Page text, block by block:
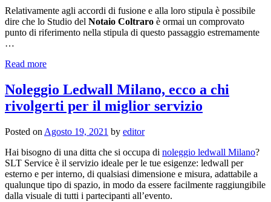
Relativamente agli accordi di fusione e alla loro stipula è possibile
dire che lo Studio del Notaio Coltraro è ormai un comprovato
punto di riferimento nella stipula di questo passaggio estremamente
…
Read more
Noleggio Ledwall Milano, ecco a chi
rivolgerti per il miglior servizio
Posted on Agosto 19, 2021 by editor
Hai bisogno di una ditta che si occupa di noleggio ledwall Milano?
SLT Service è il servizio ideale per le tue esigenze: ledwall per
esterno e per interno, di qualsiasi dimensione e misura, adattabile a
qualunque tipo di spazio, in modo da essere facilmente raggiungibile
dalla visuale di tutti i partecipanti all’evento.